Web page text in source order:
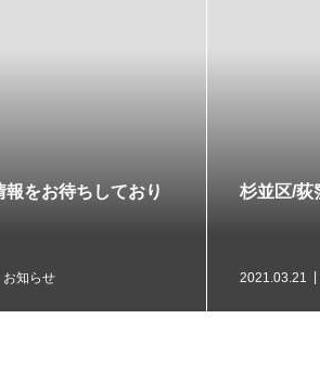
渋谷駅/渋谷区の新規開店
新店紹介